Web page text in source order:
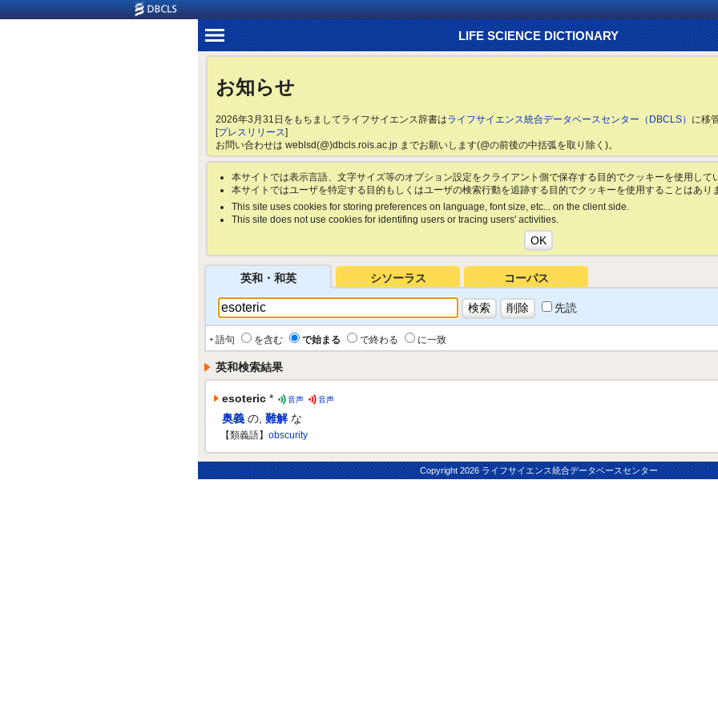
LIFE SCIENCE DICTIONARY
お知らせ
2026年3月31日をもちましてライフサイエンス辞書はライフサイエンス統合データベースセンター（DBCLS） に移
[プレスリリース]
お問い合わせは weblsd(@)dbcls.rois.ac.jp までお願いします(@の前後の中括弧を取り除く)。
本サイトでは表示言語、文字サイズ等のオプション設定をクライアント側で保存する目的でクッキーを使用して
本サイトではユーザを特定する目的もしくはユーザの検索行動を追跡する目的でクッキーを使用することはあり
This site uses cookies for storing preferences on language, font size, etc... on the client side.
This site does not use cookies for identifing users or tracing users' activities.
英和・和英 シソーラス コーパス
先読
‣ 語句 を含む で始まる で終わる
に一致
英和検索結果
esoteric * 音声 音声
奥義 の 難解 な
【類義語】 obscurity
Copyright2026 ライフサイエンス統合データベースセンター